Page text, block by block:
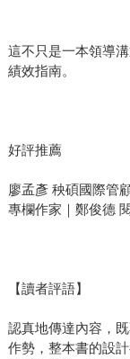
這不只是一本領導
績效指南。
好評推薦
廖孟彥 秧碩國際管
專欄作家｜鄭俊德
【讀者評語】
認真地傳達內容，
作勢，整本書的設